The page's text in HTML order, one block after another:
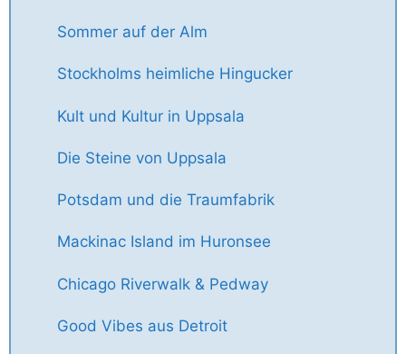
Sommer auf der Alm
Stockholms heimliche Hingucker
Kult und Kultur in Uppsala
Die Steine von Uppsala
Potsdam und die Traumfabrik
Mackinac Island im Huronsee
Chicago Riverwalk & Pedway
Good Vibes aus Detroit